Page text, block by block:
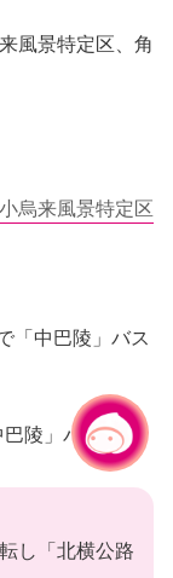
風景特定区、角
小烏来風景特定区
「中巴陵」バス
陵」バス停下
し「北横公路
わせ |